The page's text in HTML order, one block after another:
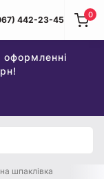
442-23-45 0
шпаклівка